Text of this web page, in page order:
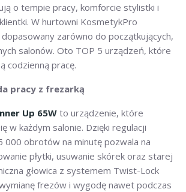
o tempie pracy, komforcie stylistki i
W hurtowni KosmetykPro
zarówno do początkujących,
salonów. Oto TOP 5 urządzeń, które
codzienną pracę.
pracy z frezarką
Up 65W to urządzenie, które
w każdym salonie. Dzięki regulacji
000 obrotów na minutę pozwala na
płytki, usuwanie skórek oraz starej
głowica z systemem Twist-Lock
frezów i wygodę nawet podczas